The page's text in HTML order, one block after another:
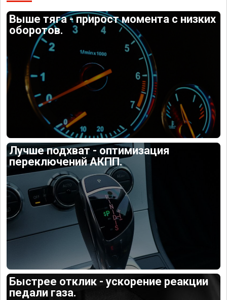
Выше тяга - прирост момента с низких
оборотов.
Лучше подхват - оптимизация
переключений АКПП.
Быстрее отклик - ускорение реакции
педали газа.